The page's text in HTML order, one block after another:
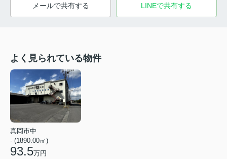
メールで共有する LINEで共有する
よく見られている物件
真岡市中
- (1890.00㎡)
93.5万円